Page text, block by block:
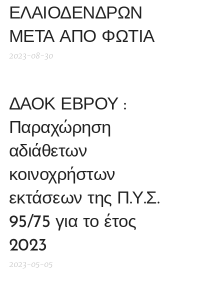
ΕΛΑΙΟΔΕΝΔΡΩΝ
ΜΕΤΑ ΑΠΟ ΦΩΤΙΑ
2023-08-30
ΔΑΟΚ ΕΒΡΟΥ :
Παραχώρηση
αδιάθετων
κοινοχρήστων
εκτάσεων της Π.Υ.Σ.
95/75 για το έτος
2023
2023-05-05